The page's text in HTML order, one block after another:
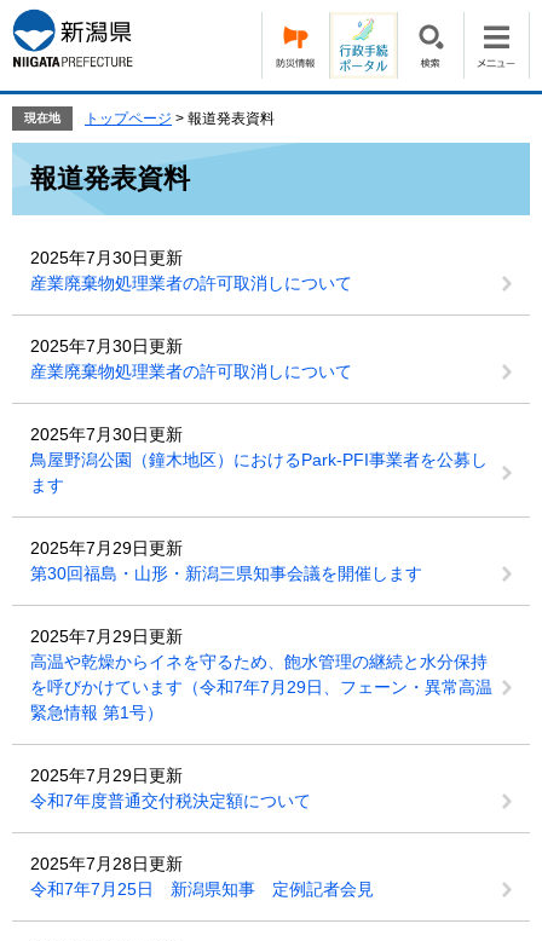
ー
ジ
の
頭
す。
ニ
ュ
ー
飛
て
現在地 トップページ > 報道発表資料
報道発表資料
2025年7月30日更新
産業廃棄物処理業者の許可取消しについて
2025年7月30日更新
産業廃棄物処理業者の許可取消しについて
2025年7月30日更新
鳥屋野潟公園（鐘木地区）におけるPark-PFI事業者を公募し
ます
2025年7月29日更新
第30回福島・山形・新潟三県知事会議を開催します
2025年7月29日更新
高温や乾燥からイネを守るため、飽水管理の継続と水分保持
を呼びかけています（令和7年7月29日、フェーン・異常高温
緊急情報 第1号）
2025年7月29日更新
令和7年度普通交付税決定額について
2025年7月28日更新
令和7年7月25日 新潟県知事 定例記者会見